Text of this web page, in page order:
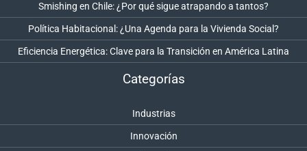
Smishing en Chile: ¿Por qué sigue atrapando a tantos?
Política Habitacional: ¿Una Agenda para la Vivienda Social?
Eficiencia Energética: Clave para la Transición en América Latina
Categorías
Industrias
Innovación